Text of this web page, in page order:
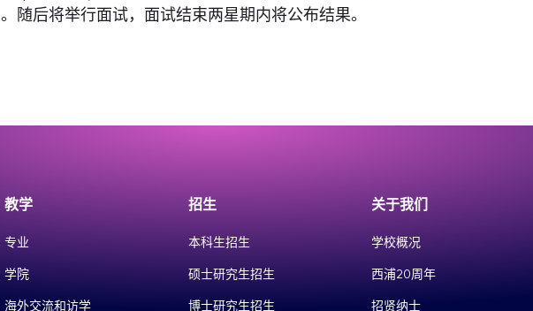
。随后将举行面试，面试结束两星期内将公布结果。
教学
专业
学院
海外交流和访学
招生
本科生招生
硕士研究生招生
博士研究生招生
关于我们
学校概况
西浦20周年
招贤纳士